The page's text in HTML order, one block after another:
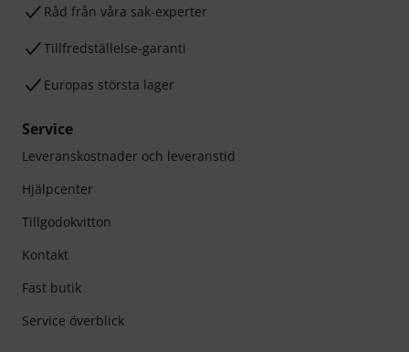
Råd från våra sak-experter
Tillfredställelse-garanti
Europas största lager
Service
Leveranskostnader och leveranstid
Hjälpcenter
Tillgodokvitton
Kontakt
Fast butik
Service överblick